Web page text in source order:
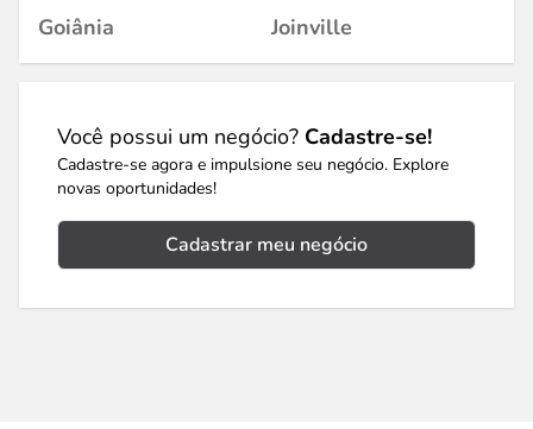
Goiânia
Joinville
Você possui um negócio? Cadastre-se!
Cadastre-se agora e impulsione seu negócio. Explore
novas oportunidades!
Cadastrar meu negócio